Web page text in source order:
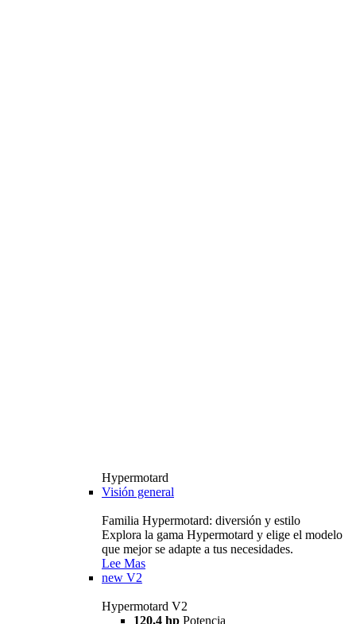
Hypermotard
Visión general
Familia Hypermotard: diversión y estilo
Explora la gama Hypermotard y elige el modelo
que mejor se adapte a tus necesidades.
Lee Mas
new V2
Hypermotard V2
120,4 hp Potencia